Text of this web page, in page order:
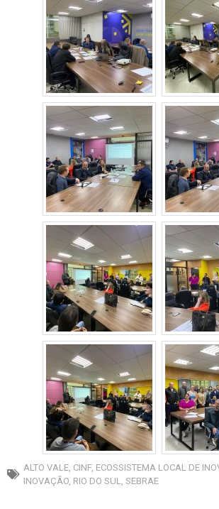
ALTO VALE CINF, ECOSSISTEMA LOCAL DE
INOVAÇÃO RIO DO SUL SEBRAE